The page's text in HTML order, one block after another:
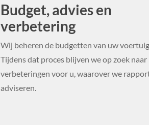
Budget, advies en
verbetering
Wij beheren de budgetten van uw
Tijdens dat proces blijven we op zoek naar
verbeteringen voor u, waarover we
adviseren.